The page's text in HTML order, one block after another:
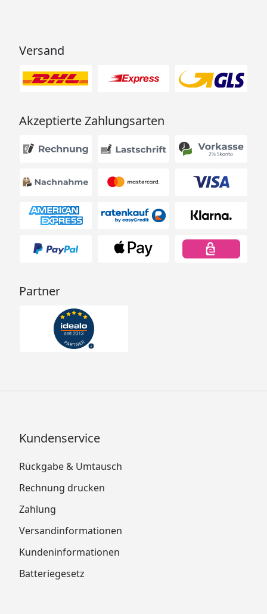
Versand
Akzeptierte Zahlungsarten
Partner
Kundenservice
Rückgabe & Umtausch
Rechnung drucken
Zahlung
Versandinformationen
Kundeninformationen
Batteriegesetz